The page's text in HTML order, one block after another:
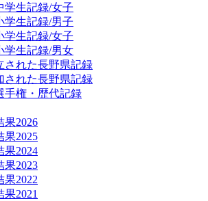
学生記録/女子
学生記録/男子
学生記録/女子
学生記録/男女
された長野県記録
された長野県記録
手権・歴代記録
果2026
果2025
果2024
果2023
果2022
果2021